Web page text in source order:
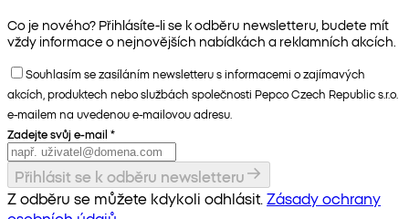
Co je nového? Přihlásíte-li se k odběru newsletteru, budete mít
vždy informace o nejnovějších nabídkách a reklamních akcích.
Souhlasím se zasíláním newsletteru s informacemi o zajímavých
akcích, produktech nebo službách společnosti Pepco Czech Republic s.r.o.
e-mailem na uvedenou e-mailovou adresu.
Zadejte svůj e-mail *
Přihlásit se k odběru newsletteru
Z odběru se můžete kdykoli odhlásit. Zásady ochrany